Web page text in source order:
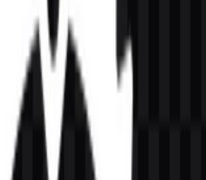
huruf “R” di tengahnya. Bentuk ini sangat
pekerjaan sistem, yang sesuai dengan
level rendah, performa, dan keandalan.
pengenalan langsung, sehingga tanda
praktis untuk penggunaan yang
tanda ini terlihat teknis dan disiplin,
memperkuat kejelasan dalam
kemasan, dan konteks UI. Karena
geometris, versi Rust SVG sangat berguna
rendering skalabel dan tepi yang